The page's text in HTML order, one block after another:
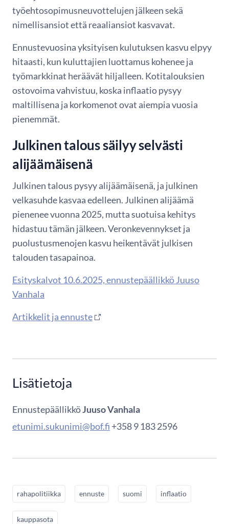
työehtosopimusneuvottelujen jälkeen sekä
nimellisansiot että reaaliansiot kasvavat.
Ennustevuosina yksityisen kulutuksen kasvu elpyy
hitaasti, kun kuluttajien luottamus kohenee ja
työmarkkinat heräävät hiljalleen. Kotitalouksien
ostovoima vahvistuu, koska inflaatio pysyy
maltillisena ja korkomenot ovat aiempia vuosia
pienemmät.
Julkinen talous säilyy selvästi
alijäämäisenä
Julkinen talous pysyy alijäämäisenä, ja julkinen
velkasuhde kasvaa edelleen. Julkinen alijäämä
pienenee vuonna 2025, mutta suotuisa kehitys
hidastuu tämän jälkeen. Veronkevennykset ja
puolustusmenojen kasvu heikentävät julkisen
talouden tasapainoa.
Esityskalvot 10.6.2025, ennustepäällikkö Juuso
Vanhala
Artikkelit ja ennuste
Lisätietoja
EnnustepäällikköJuuso Vanhala
etunimi.sukunimi@bof.fi +358 9 183 2596
rahapolitiikka ennuste suomi inflaatio
kauppasota